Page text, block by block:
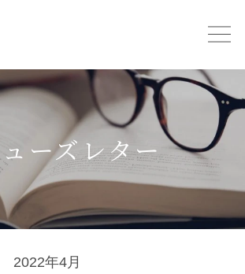
ーズレター
2022年4月